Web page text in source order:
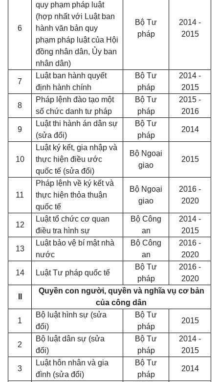
6
quy phạm pháp luật
(hợp nhất với Luật ban
hành văn bản quy
phạm pháp luật của Hội
đồng nhân dân, Ủy ban
nhân dân)
Bộ Tư
pháp
2014 -
2015
7
Luật ban hành quyết
định hành chính
Bộ Tư
pháp
2014 -
2015
8
Pháp lệnh đào tạo một
số chức danh tư pháp
Bộ Tư
pháp
2015 -
2016
9
Luật thi hành án dân sự
(sửa đổi)
Bộ Tư
pháp
2014
10
Luật ký kết, gia nhập và
thực hiện điều ước
quốc tế (sửa đổi)
Bộ Ngoại
giao
2015
11
Pháp lệnh về ký kết và
thực hiện thỏa thuận
quốc tế
Bộ Ngoại
giao
2016 -
2020
12
Luật tổ chức cơ quan
điều tra hình sự
Bộ Công
an
2014 -
2015
13
Luật bảo vệ bí mật nhà
nước
Bộ Công
an
2016 -
2020
14 Luật Tư pháp quốc tế
Bộ Tư
pháp
2016 -
2020
Quyền con người, quyền và nghĩa vụ cơ bản
của công dân
1
Bộ luật hình sự (sửa
đổi)
Bộ Tư
pháp
2015
2
Bộ luật dân sự (sửa
đổi)
Bộ Tư
pháp
2014 -
2015
3
Luật hôn nhân và gia
đình (sửa đổi)
Bộ Tư
pháp
2014